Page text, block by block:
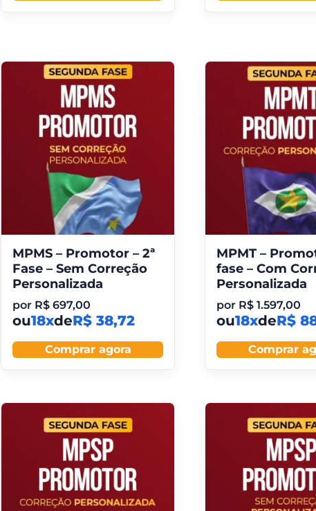
MPMS – Promotor – 2ª
Fase – Sem Correção
Personalizada
por R$ 697,00
ou18xdeR$ 38,72
Comprar agora
MPMT –
fase – Com
Personalizada
por R$ 1.597,00
ou18xdeR$
Comprar